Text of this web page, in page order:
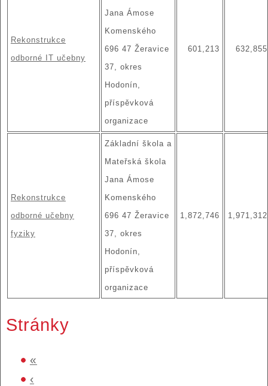
Rekonstrukce
odborné IT učebny
Jana Ámose
Komenského
696 47 Žeravice
37, okres
Hodonín,
příspěvková
organizace
601,213 632,855
Rekonstrukce
odborné učebny
fyziky
Základní škola a
Mateřská škola
Jana Ámose
Komenského
696 47 Žeravice
37, okres
Hodonín,
příspěvková
organizace
1,872,746 1,971,312
Stránky
«
‹